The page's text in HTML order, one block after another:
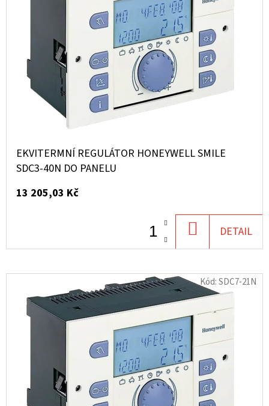
EKVITERMNÍ REGULÁTOR HONEYWELL SMILE
SDC3-40N DO PANELU
13 205,03 Kč
KOŠÍKU
DETAIL
Kód:SDC7-21N